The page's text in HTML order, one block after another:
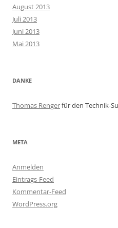
August 2013
Juli 2013
Juni 2013
Mai 2013
DANKE
Thomas Rengerfür den Technik-
META
Anmelden
Eintrags-Feed
Kommentar-Feed
WordPress.org